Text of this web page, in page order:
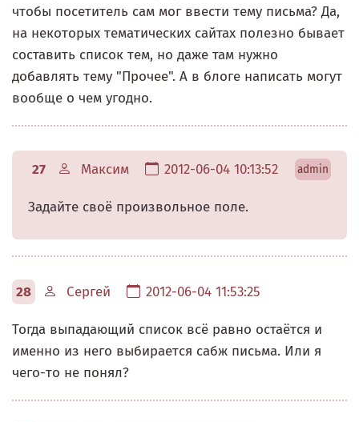
чтобы посетитель сам мог ввести тему письма? Да,
на некоторых тематических сайтах полезно бывает
составить список тем, но даже там нужно
добавлять тему "Прочее". А в блоге написать могут
вообще о чем угодно.
27 Максим 2012-06-04 10:13:52 admin
Задайте своё произвольное поле.
28 Сергей 2012-06-04 11:53:25
Тогда выпадающий список всё равно остаётся и
именно из него выбирается сабж письма. Или я
чего-то не понял?